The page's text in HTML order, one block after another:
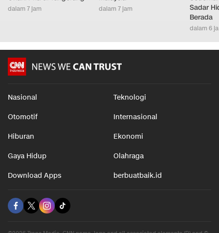
Download Apps berbuatbaik.id
©2026 Trans Media, CNN name, logo and all associated elements (R) and ©
2026 Cable News Network, Inc. A Time Warner Company. All rights reserved.
displayed with permission.
Tentang Kami Pedoman Media Siber|Disclaimer